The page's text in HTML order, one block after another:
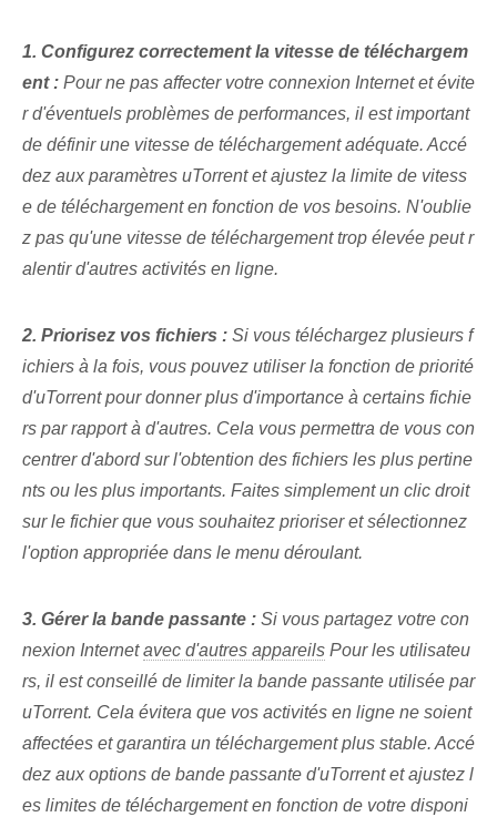
1. Configurez correctement la vitesse de téléchargem
ent : Pour ne pas affecter votre connexion Internet et évite
r d'éventuels problèmes de performances, il est important
de définir une vitesse de téléchargement adéquate. Accé
dez aux paramètres uTorrent et ajustez la limite de vitess
e de téléchargement en fonction de vos besoins. N'oublie
z pas qu'une vitesse de téléchargement trop élevée peut r
alentir d'autres activités en ligne.
2. Priorisez vos⁤ fichiers : Si vous téléchargez plusieurs f
ichiers à la fois, vous pouvez utiliser la fonction de priorité
d'uTorrent pour donner plus d'importance à certains fichie
rs par rapport à d'autres. Cela vous permettra de vous con
centrer d'abord sur l'obtention des fichiers les plus pertine
nts ou les plus importants. Faites simplement un clic droit
sur le fichier que vous souhaitez prioriser et sélectionnez
l'option appropriée dans le menu déroulant.
3. Gérer la bande passante : Si vous partagez votre con
nexion Internetavec d'autres appareils Pour les utilisateu
rs, il est conseillé de limiter la bande passante utilisée par
uTorrent. Cela évitera que vos activités en ligne ne soient
affectées et garantira un téléchargement plus stable. Accé
dez aux options de bande passante d'uTorrent et ajustez l
es limites de téléchargement en fonction de votre disponi